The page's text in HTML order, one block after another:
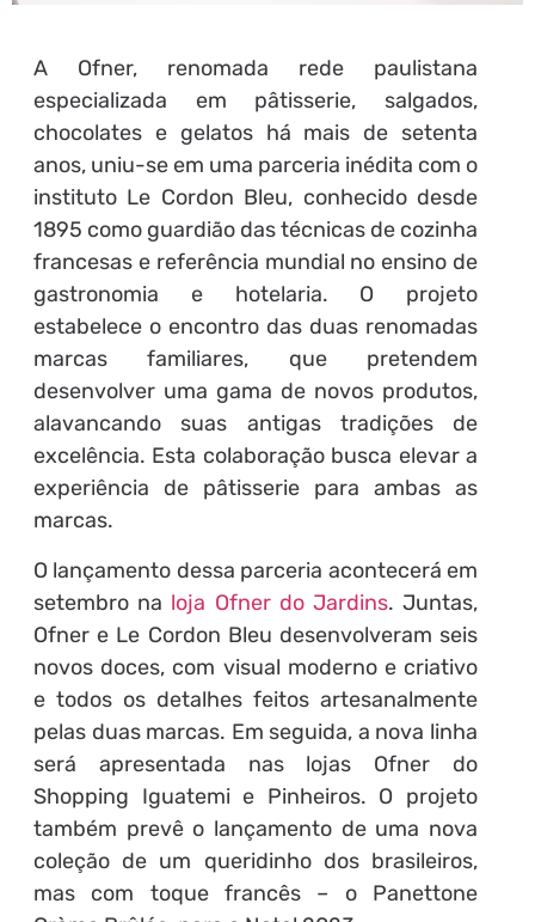
A Ofner, renomada rede paulistana
especializada em pâtisserie, salgados,
chocolates e gelatos há mais de setenta
anos, uniu-se em uma parceria inédita com o
instituto Le Cordon Bleu, conhecido desde
1895 como guardião das técnicas de cozinha
francesas e referência mundial no ensino de
gastronomia e hotelaria. O projeto
estabelece o encontro das duas renomadas
marcas familiares, que pretendem
desenvolver uma gama de novos produtos,
alavancando suas antigas tradições de
excelência. Esta colaboração busca elevar a
experiência de pâtisserie para ambas as
marcas.
O lançamento dessa parceria acontecerá em
setembro na loja Ofner do Jardins. Juntas,
Ofner e Le Cordon Bleu desenvolveram seis
novos doces, com visual moderno e criativo
e todos os detalhes feitos artesanalmente
pelas duas marcas. Em seguida, a nova linha
será apresentada nas lojas Ofner do
Shopping Iguatemi e Pinheiros. O projeto
também prevê o lançamento de uma nova
coleção de um queridinho dos brasileiros,
mas com toque francês – o Panettone